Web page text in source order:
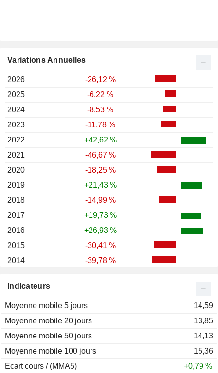
Indicateurs
Moyenne mobile 5 jours
14,59
Moyenne mobile 20 jours
13,85
Moyenne mobile 50 jours
14,13
Moyenne mobile 100 jours
15,36
Ecart cours / (MMA5)
+0,79 %
Variations Annuelles
2026
-26,12 %
2025
-6,22 %
2024
-8,53 %
2023
-11,78 %
2022
+42,62 %
2021
-46,67 %
2020
-18,25 %
2019
+21,43 %
2018
-14,99 %
2017
+19,73 %
2016
+26,93 %
2015
-30,41 %
2014
-39,78 %
2012
2011
+28,51 %
2010
+80,55 %
2009
+1,50 %